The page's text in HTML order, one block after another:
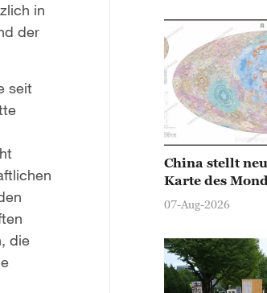
in
der
seit
die
China stellt
Karte des
07-Aug-2026